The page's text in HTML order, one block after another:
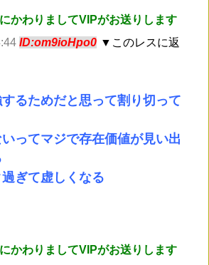
かわりましてVIPがお送りします
ID:om9ioHpo0 ▼このレスに返
るためだと思って割り切って
ってマジで存在価値が見い出
ぎて虚しくなる
かわりましてVIPがお送りします